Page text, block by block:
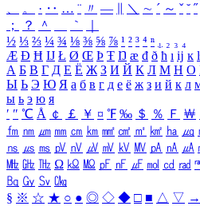
、
。 · ‥ … ¨ 〃 ― ＼ ∼ ´ ～ ˇ ˘ ˝
；
？ ＾ ｀
½ ⅓ ⅔ ¼ ¾ ⅛ ⅜ ⅝ ⅞ ¹ ² ³ ⁴ ⁿ ₁ ₂ ₃ ₄
Æ Ð Ħ Ĳ Ł Ø Œ Þ Ŧ Ŋ æ đ ð ħ ı ĳ ĸ
А Б В Г Д Е Ё Ж З И Й К Л М Н О
Ы Ь Э Ю Я а б в г д е ё ж з и й к л
ы ь э ю я
′ ″ ℃ Å ￠ ￡ ￥ ¤ ℉ ‰ ＄ ％ Ｆ ￦
㎙ ㎚ ㎛ ㎜ ㎝ ㎞ ㎟ ㎠ ㎡ ㎢ ㏊ ㎍
㎱ ㎲ ㎳ ㎴ ㎵ ㎶ ㎷ ㎸ ㎹ ㎀ ㎁ ㎂
㎒ ㎓ ㎔ Ω ㏀ ㏁ ㎊ ㎋ ㎌ ㏖ ㏅ ㎭
㏃ ㏉ ㏜ ㏆
§ ※ ☆ ★ ○ ● ◎ ◇ ◆ □ ■ △ ▽ →